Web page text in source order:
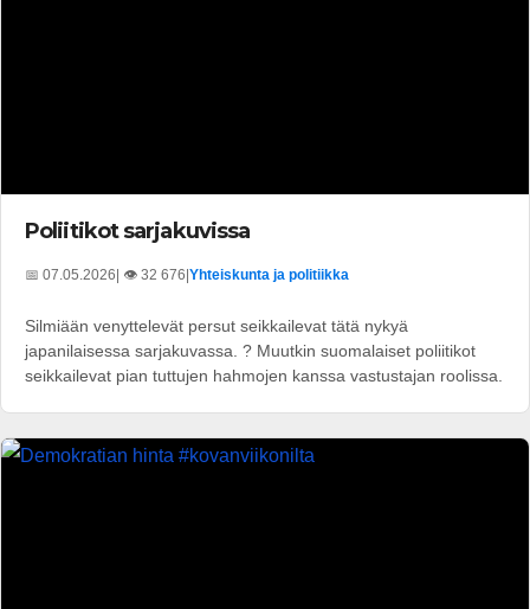
Poliitikot sarjakuvissa
📅 07.05.2026 | 👁️ 32 676 Yhteiskunta ja politiikka
Silmiään venyttelevät persut seikkailevat tätä nykyä
japanilaisessa sarjakuvassa. ? Muutkin suomalaiset poliitikot
seikkailevat pian tuttujen hahmojen kanssa vastustajan roolissa.